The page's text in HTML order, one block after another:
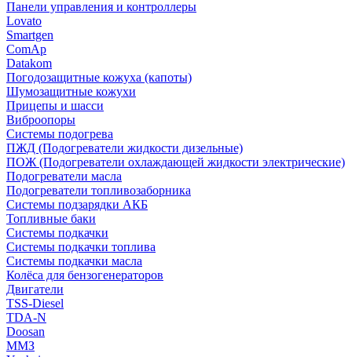
Панели управления и контроллеры
Lovato
Smartgen
ComAp
Datakom
Погодозащитные кожуха (капоты)
Шумозащитные кожухи
Прицепы и шасси
Виброопоры
Системы подогрева
ПЖД (Подогреватели жидкости дизельные)
ПОЖ (Подогреватели охлаждающей жидкости электрические)
Подогреватели масла
Подогреватели топливозаборника
Системы подзарядки АКБ
Топливные баки
Системы подкачки
Системы подкачки топлива
Системы подкачки масла
Колёса для бензогенераторов
Двигатели
TSS-Diesel
TDA-N
Doosan
ММЗ